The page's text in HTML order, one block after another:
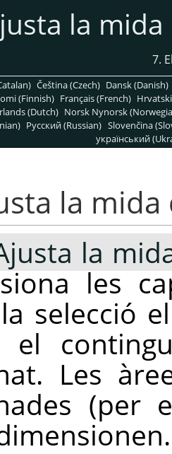
la
7.
Čeština (Czech) Dansk (Danish)
(Finnish) Français (French)
(Dutch) Norsk Nynorsk
Pусский (Russian) Slovenčina
український
la mida
la
les
selecció
el
Les
(per